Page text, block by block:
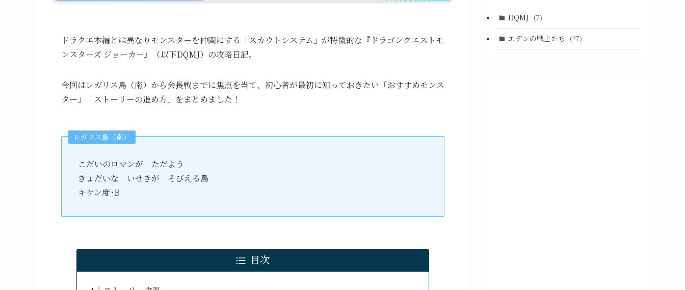
ドラクエ本編とは異なりモンスターを仲間にする「スカウトシステム」が特徴的な『ドラゴンクエストモ
ンスターズ ジョーカー』（以下DQMJ）の攻略日記。
今回はレガリス島（南）から会長戦までに焦点を当て、初心者が最初に知っておきたい「おすすめモンス
ター」「ストーリーの進め方」をまとめました！
レガリス島（南）
こだいのロマンが　ただよう
きょだいな　いせきが　そびえる島
キケン度･B
目次
DQMJ (7)
エデンの戦士たち (27)